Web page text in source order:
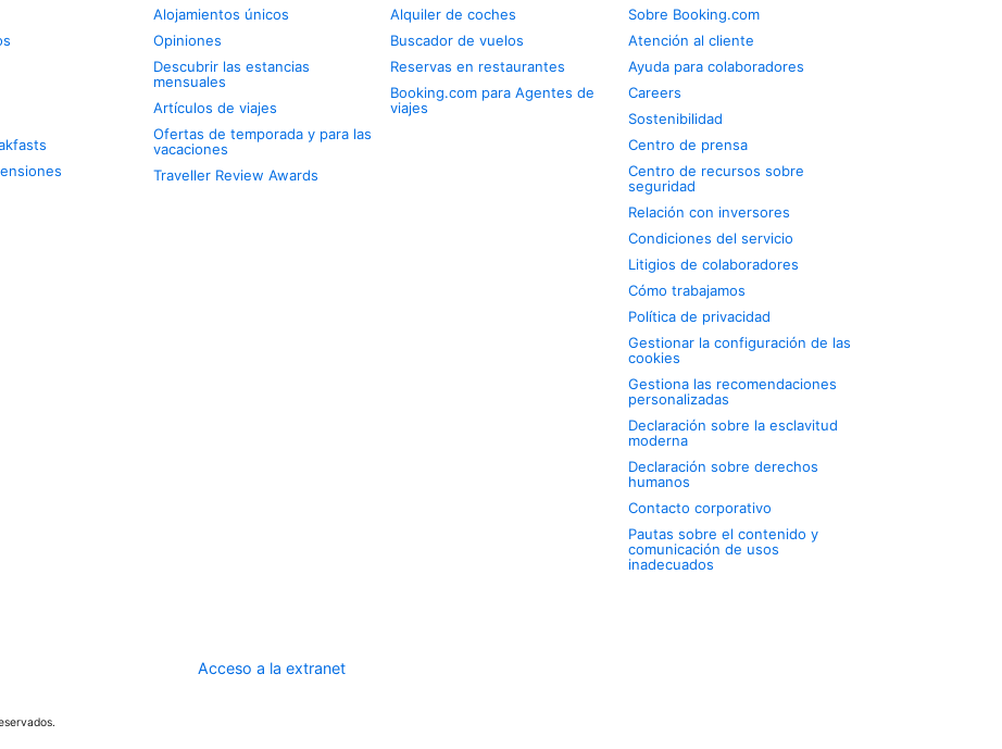
Alojamientos únicos
Opiniones
Descubrir las estancias
mensuales
Artículos de viajes
Ofertas de temporada y para las
vacaciones
Traveller Review Awards
Alquiler de coches
Buscador de vuelos
Reservas en restaurantes
Booking.com para Agentes de
viajes
Sobre Booking.com
Atención al cliente
Ayuda para colaboradores
Careers
Sostenibilidad
Centro de prensa
Centro de recursos sobre
seguridad
Relación con inversores
Condiciones del servicio
Litigios de colaboradores
Cómo trabajamos
Política de privacidad
Gestionar la configuración de las
cookies
Gestiona las recomendaciones
personalizadas
Declaración sobre la esclavitud
moderna
Declaración sobre derechos
humanos
Contacto corporativo
Pautas sobre el contenido y
comunicación de usos
inadecuados
Acceso a la extranet